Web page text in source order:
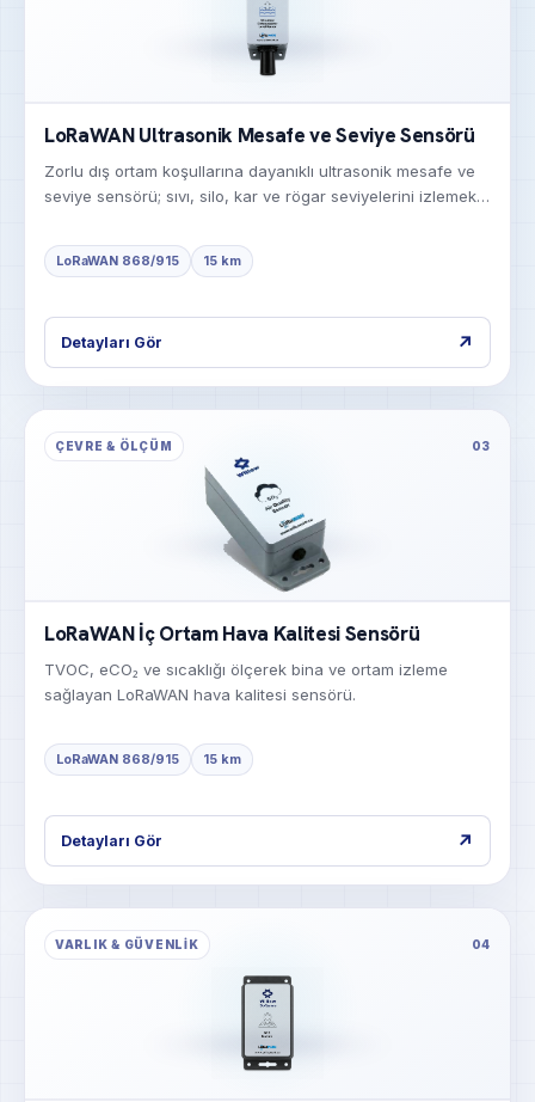
LoRaWAN Ultrasonik Mesafe ve Seviye Sensörü
Zorlu dış ortam koşullarına dayanıklı ultrasonik mesafe ve
seviye sensörü; sıvı, silo, kar ve rögar seviyelerini izlemek
LoRaWAN 868/915 15 km
Detayları Gör ↗
ÇEVRE & ÖLÇÜM 03
LoRaWAN İç Ortam Hava Kalitesi Sensörü
TVOC, eCO₂ ve sıcaklığı ölçerek bina ve ortam izleme
sağlayan LoRaWAN hava kalitesi sensörü.
LoRaWAN 868/915 15 km
Detayları Gör ↗
VARLIK & GÜVENLIK 04